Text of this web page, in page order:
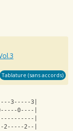
Tablature (sans accords)
3-----3|
0----|
|
2--|